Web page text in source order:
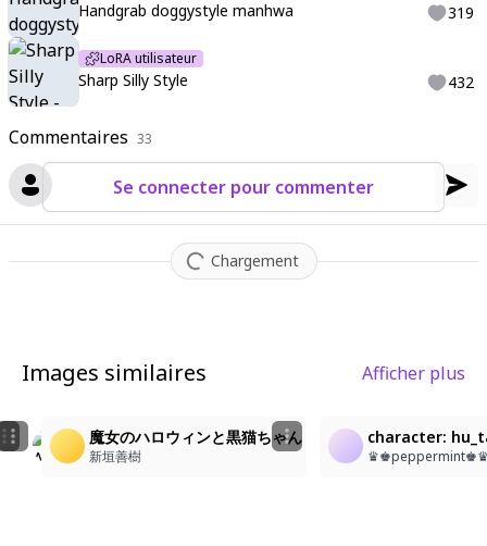
Commentaires 33
Se connecter pour commenter
Chargement
Handgrab doggystyle manhwa 319
LoRA utilisateur
Sharp Silly Style 432
Images similaires Afficher plus
ハロウィンパーティー
fdbtm2n4rs@privaterelay.appleid.com
ハロウィン魔女
ムッちゃん
魔女のハロウィンと黒猫ちゃん
新垣善樹
character: